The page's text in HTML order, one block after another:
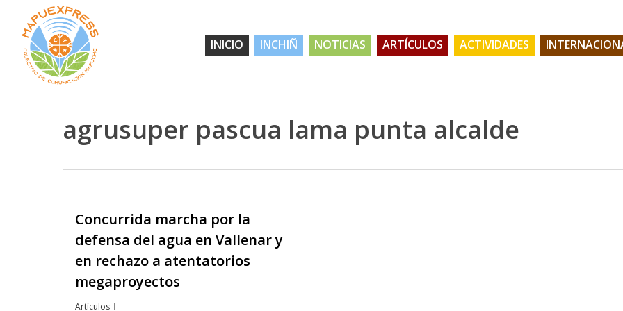
main
content
Hit enter to search or ESC to close
INICIO INCHIÑ NOTICIAS ARTÍCULOS ACTIVIDADES
agrusuper pascua lama punta alcalde
Concurrida marcha por la
defensa del agua en Vallenar y
en rechazo a atentatorios
megaproyectos
Artículos